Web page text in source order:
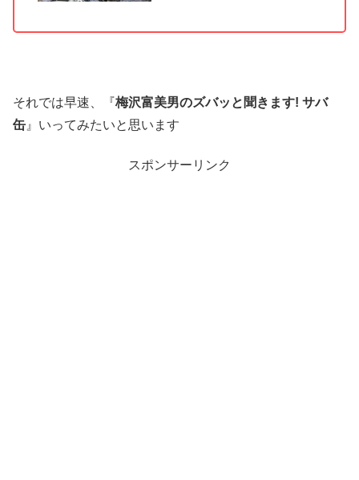
それでは早速、『梅沢富美男のズバッと聞きます! サバ
缶 』いってみたいと思います
スポンサーリンク